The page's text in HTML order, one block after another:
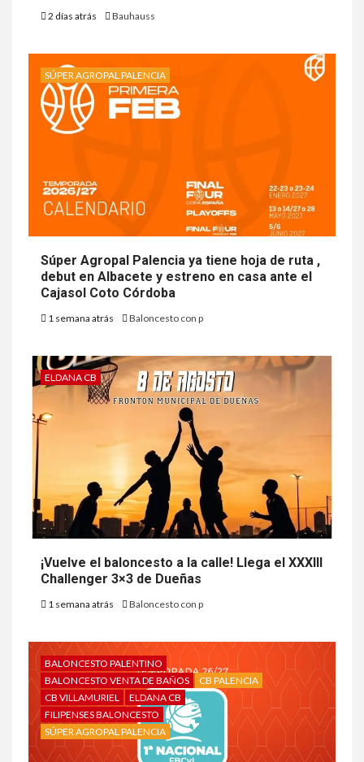
2 días atrás Bauhauss
SÚPER AGROPAL PALENCIA
Súper Agropal Palencia ya tiene hoja de ruta ,
debut en Albacete y estreno en casa ante el
Cajasol Coto Córdoba
1 semana atrás Baloncesto con p
ELDANA CB
¡Vuelve el baloncesto a la calle! Llega el XXXIII
Challenger 3×3 de Dueñas
1 semana atrás Baloncesto con p
BALONCESTO PALENTINO
BALONCESTO VENTA DE BAÑOS
CB PALENCIA
CB VILLAMURIEL
ELDANA CB
FILIPENSES BALONCESTO
SÚPER AGROPAL PALENCIA